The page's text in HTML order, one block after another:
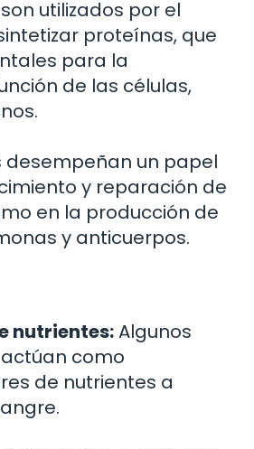
utilizados por el
proteínas, que
para la
de las células,
desempeñan un papel
y reparación de
en la producción de
y anticuerpos.
nutrientes:Algunos
como
de nutrientes a